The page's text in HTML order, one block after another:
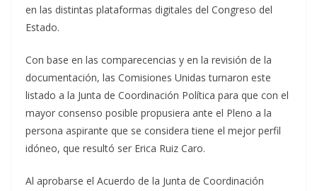
en las distintas plataformas digitales del Congreso del
Estado.
Con base en las comparecencias y en la revisión de la
documentación, las Comisiones Unidas turnaron este
listado a la Junta de Coordinación Política para que con el
mayor consenso posible propusiera ante el Pleno a la
persona aspirante que se considera tiene el mejor perfil
idóneo, que resultó ser Erica Ruiz Caro.
Al aprobarse el Acuerdo de la Junta de Coordinación